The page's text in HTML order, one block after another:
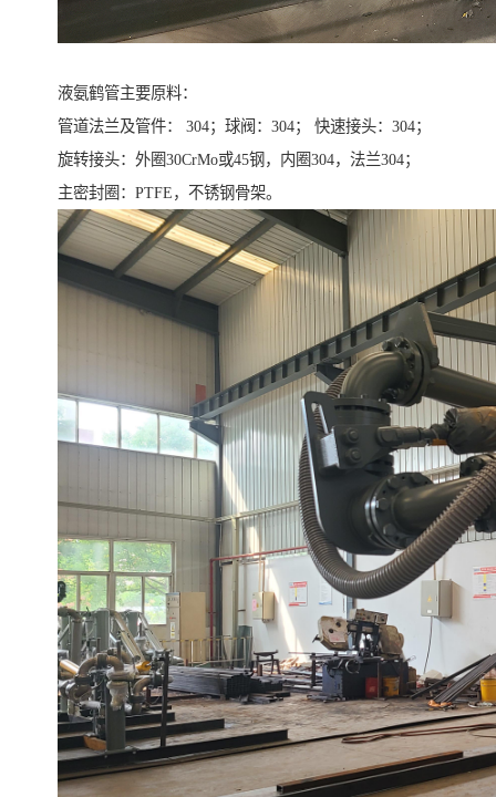
液氨鹤管主要原料：
管道法兰及管件： 304；球阀：304； 快速接头：304；
旋转接头：外圈30CrMo或45钢，内圈304，法兰304；
主密封圈：PTFE，不锈钢骨架。